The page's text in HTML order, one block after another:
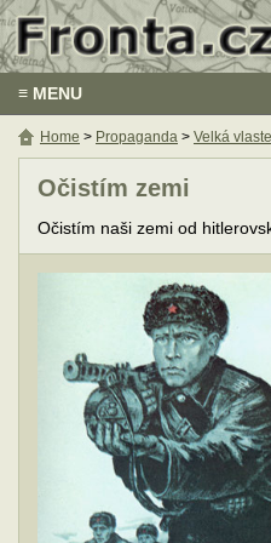
≡ MENU
Očistím zemi
Očistím naši zemi od
Home > Propaganda > Velká